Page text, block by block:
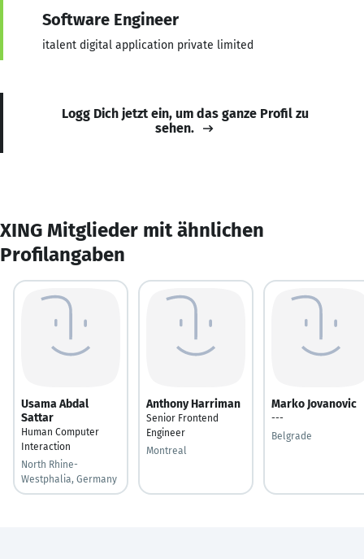
Software Engineer
italent digital application private limited
Logg Dich jetzt ein, um das ganze Profil zu
sehen.
XING Mitglieder mit ähnlichen
Profilangaben
Usama Abdal
Sattar
Human Computer
Interaction
North Rhine-
Westphalia, Germany
Anthony Harriman
Senior Frontend
Engineer
Montreal
Marko Jovanovic
---
Belgrade